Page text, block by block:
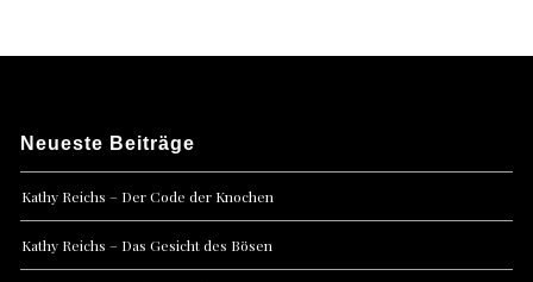
Neueste Beiträge
Kathy Reichs – Der Code der Knochen
Kathy Reichs – Das Gesicht des Bösen